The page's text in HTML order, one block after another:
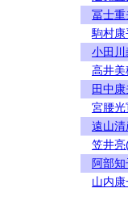
冨士
駒村
小田
高井
田中
宮腰
遠山
笠井
阿部
山内